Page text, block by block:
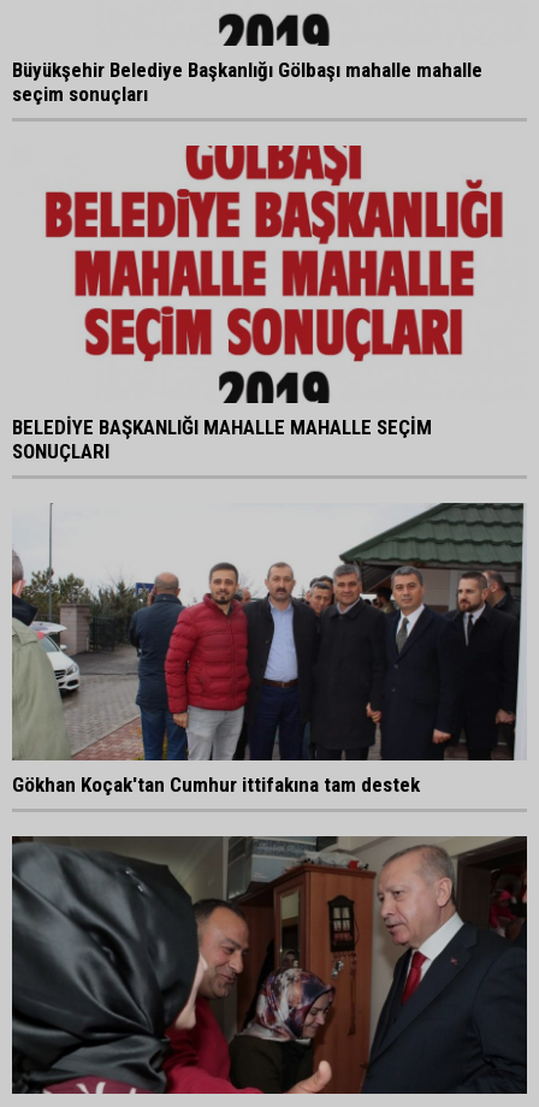
Büyükşehir Belediye Başkanlığı Gölbaşı mahalle mahalle
seçim sonuçları
BELEDİYE BAŞKANLIĞI MAHALLE MAHALLE SEÇİM
SONUÇLARI
Gökhan Koçak'tan Cumhur ittifakına tam destek